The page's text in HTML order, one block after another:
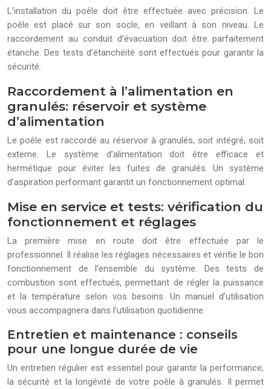
L’installation du poêle doit être effectuée avec précision. Le
poêle est placé sur son socle, en veillant à son niveau. Le
raccordement au conduit d’évacuation doit être parfaitement
étanche. Des tests d’étanchéité sont effectués pour garantir la
sécurité.
Raccordement à l’alimentation en
granulés: réservoir et système
d’alimentation
Le poêle est raccordé au réservoir à granulés, soit intégré, soit
externe. Le système d’alimentation doit être efficace et
hermétique pour éviter les fuites de granulés. Un système
d’aspiration performant garantit un fonctionnement optimal.
Mise en service et tests: vérification du
fonctionnement et réglages
La première mise en route doit être effectuée par le
professionnel. Il réalise les réglages nécessaires et vérifie le bon
fonctionnement de l’ensemble du système. Des tests de
combustion sont effectués, permettant de régler la puissance
et la température selon vos besoins. Un manuel d’utilisation
vous accompagnera dans l’utilisation quotidienne.
Entretien et maintenance : conseils
pour une longue durée de vie
Un entretien régulier est essentiel pour garantir la performance,
la sécurité et la longévité de votre poêle à granulés. Il permet